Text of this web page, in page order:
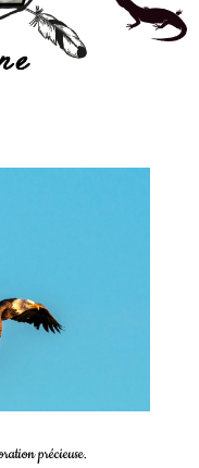
précieuse.